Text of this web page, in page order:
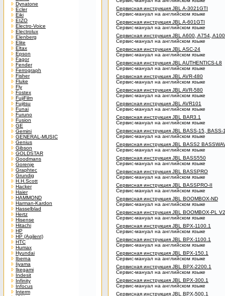
Dynatone
Ecler
Eiki
EIZO
Electro-Voice
Electrolux
Elenberg
Elite
Eltax
Epson
Fagor
Fender
Ferrograph
Fisher
Fluke
Fly
Fostex
FujiFilm
Fujitsu
Funai
Furuno
Fusion
GE
Gemini
GENERAL-MUSIC
Genius
Gibson
GOLDSTAR
Goodmans
Gorenje
Graphtec
Grundig
H.H.Scott
Hacker
Haier
HAMMOND
Harman-Kardon
Hasselblad
Hertz
Hisense
Hitachi
HP
HP (Agilent)
HTC
Humax
Hyundai
Iberna
Iiyama
Ikegami
Indesit
Infinity
Infocus
Interm
Сервисная инструкция JBL A-3021GTI
Сервис-мануал на английском языке
Сервисная инструкция JBL A-601GTI
Сервис-мануал на английском языке
Сервисная инструкция JBL A600, A754,
Сервис-мануал на английском языке
Сервисная инструкция JBL ASC-24
Сервис-мануал на английском языке
Сервисная инструкция JBL AUTHENTICS-L8
Сервис-мануал на английском языке
Сервисная инструкция JBL AVR-480
Сервис-мануал на английском языке
Сервисная инструкция JBL AVR-580
Сервис-мануал на английском языке
Сервисная инструкция JBL AVR101
Сервис-мануал на английском языке
Сервисная инструкция JBL BAR3.1
Сервис-мануал на английском языке
Сервисная инструкция JBL BASS-15, BASS-
Сервис-мануал на английском языке
Сервисная инструкция JBL BASS2
Сервис-мануал на английском языке
Сервисная инструкция JBL BASS550
Сервис-мануал на английском языке
Сервисная инструкция JBL BASSPRO
Сервис-мануал на английском языке
Сервисная инструкция JBL BASSPRO-II
Сервис-мануал на английском языке
Сервисная инструкция JBL BOOMBOX-ND
Сервис-мануал на английском языке
Сервисная инструкция JBL BOOMBOX-PL
Сервис-мануал на английском языке
Сервисная инструкция JBL BPX-1100.1
Сервис-мануал на английском языке
Сервисная инструкция JBL BPX-1100.1
Сервис-мануал на английском языке
Сервисная инструкция JBL BPX-150.1
Сервис-мануал на английском языке
Сервисная инструкция JBL BPX-2200.1
Сервис-мануал на английском языке
Сервисная инструкция JBL BPX-300.1
Сервис-мануал на английском языке
Сервисная инструкция JBL BPX-500.1